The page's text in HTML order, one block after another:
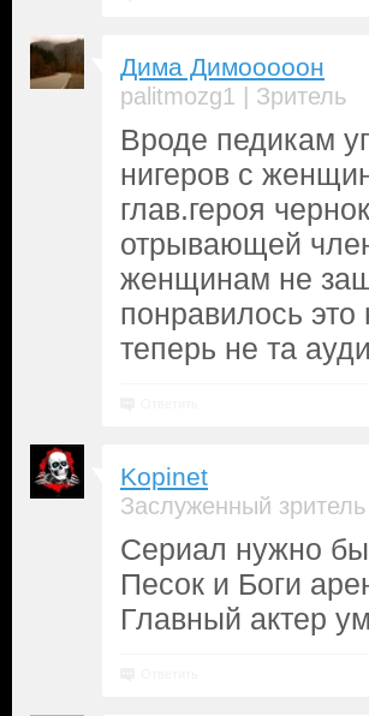
Дима Димооооон
palitmozg1 | Зритель
Вроде педикам
нигеров с
глав.героя
отрывающей
женщинам не
понравилось это
теперь не та
Kopinet
Заслуженный зритель
Сериал нужно
Песок и Боги
Главный актер